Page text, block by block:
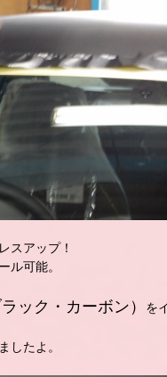
スアップ！
ル可能。
ック・カーボン）
を
したよ。